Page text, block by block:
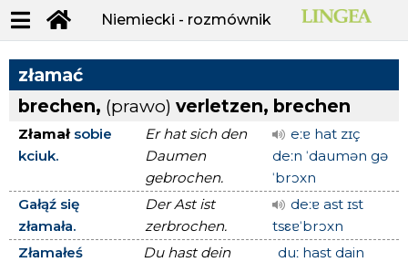
Niemiecki - rozmównik
złamać
brechen, (prawo) verletzen, brechen
Złamałsobie
kciuk.
Er hat sich den
Daumen
gebrochen.
eːɐ hat zɪç
deːn ˈdaumən gə
ˈbrɔxn
Gałąź się
złamała.
Der Ast ist
zerbrochen.
deːɐ ast ɪst
tsεɐˈbrɔxn
Złamałeś
Du hast dein
duː hast dain